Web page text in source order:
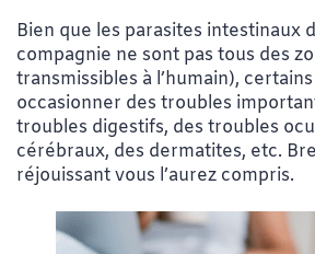
Bien que les parasites intestinaux
compagnie ne sont pas tous des
transmissibles à l’humain),
occasionner des troubles
troubles digestifs, des troubles
cérébraux, des dermatites, etc.
réjouissant vous l’aurez compris.